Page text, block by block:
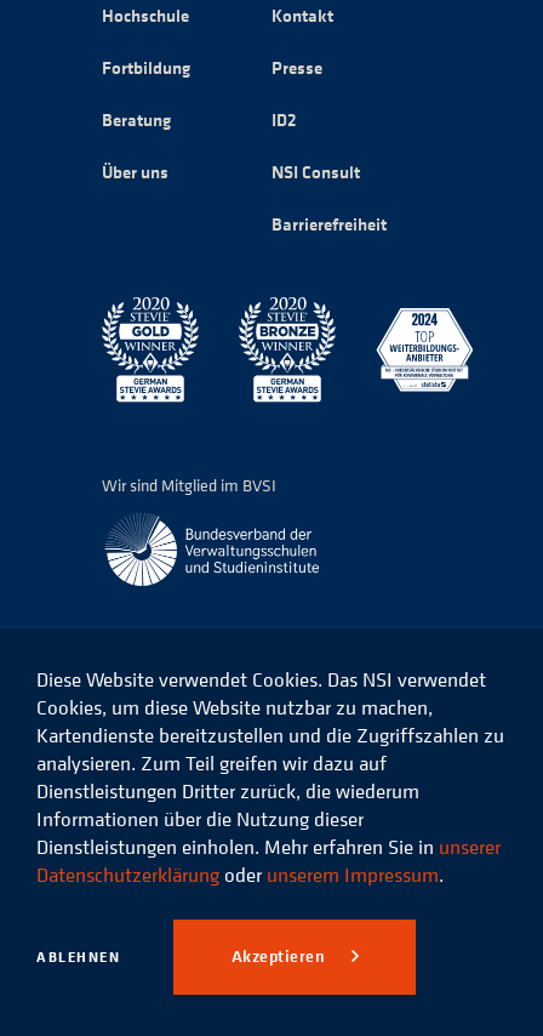
Hochschule
Fortbildung
Beratung
Über uns
Kontakt
Presse
ID2
NSI Consult
Barrierefreiheit
Wir sind Mitglied im BVSI
Das
NSI
Facebook
Das
NSI
auf
LinkedIn
Das
NSI
auf
Instagram
Das
Xing
© 2026 Niedersächsisches
Studieninstitut für kommunale
Verwaltung e.V.
Datenschutz Impressum
Diese Website verwendet Cookies. Das NSI verwendet
Cookies, um diese Website nutzbar zu machen,
Kartendienste bereitzustellen und die Zugriffszahlen zu
analysieren. Zum Teil greifen wir dazu auf
Dienstleistungen Dritter zurück, die wiederum
Informationen über die Nutzung dieser
Dienstleistungen einholen. Mehr erfahren Sie in unserer
Datenschutzerklärung oder unserem Impressum.
ABLEHNEN Akzeptieren